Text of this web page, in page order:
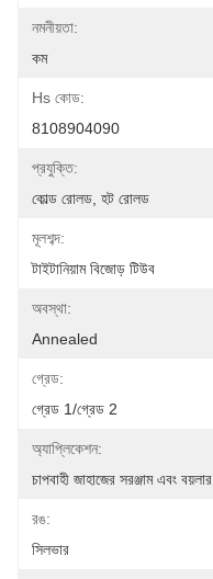
নমনীয়তা:
কম
Hs কোড:
8108904090
প্রযুক্তি:
কোল্ড রোলড, হট রোলড
মূলশব্দ:
টাইটানিয়াম বিজোড় টিউব
অবস্থা:
Annealed
গ্রেড:
গ্রেড 1/গ্রেড 2
অ্যাপ্লিকেশন:
চাপবাহী জাহাজের সরঞ্জাম এবং বয়লার
রঙ:
সিলভার